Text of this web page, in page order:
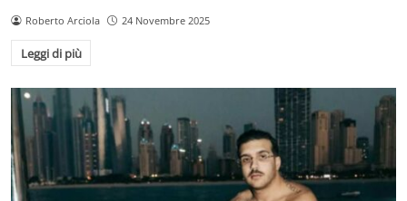
Roberto Arciola 24 Novembre 2025
Leggi di più